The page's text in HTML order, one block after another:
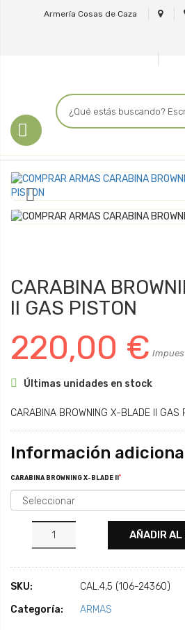
Armería Cosas de Caza

CARABINA
II GAS PISTON
220,00 €
 Últimas unidades en stock
CARABINA BROWNING X-BLADE II GAS
Información
CARABINA BROWNING X-BLADE II *
AÑADIR AL
SKU:
CAL.4,5 (106-24360)
Categoría:
ARMAS